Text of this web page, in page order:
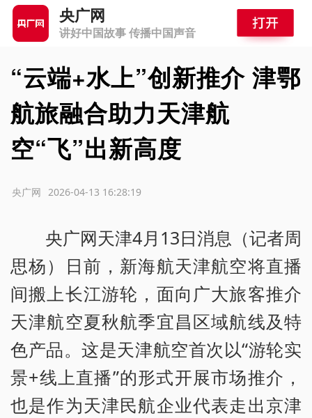
央广网
讲好中国故事 传播中国声音
“云端+水上”创新推介 津鄂
航旅融合助力天津航
空“飞”出新高度
2026-04-13 16:28:19
央广网
央广网天津4月13日消息（记者周
思杨）日前，新海航天津航空将直播
间搬上长江游轮，面向广大旅客推介
天津航空夏秋航季宜昌区域航线及特
色产品。这是天津航空首次以“游轮实
景+线上直播”的形式开展市场推介，
也是作为天津民航企业代表走出京津